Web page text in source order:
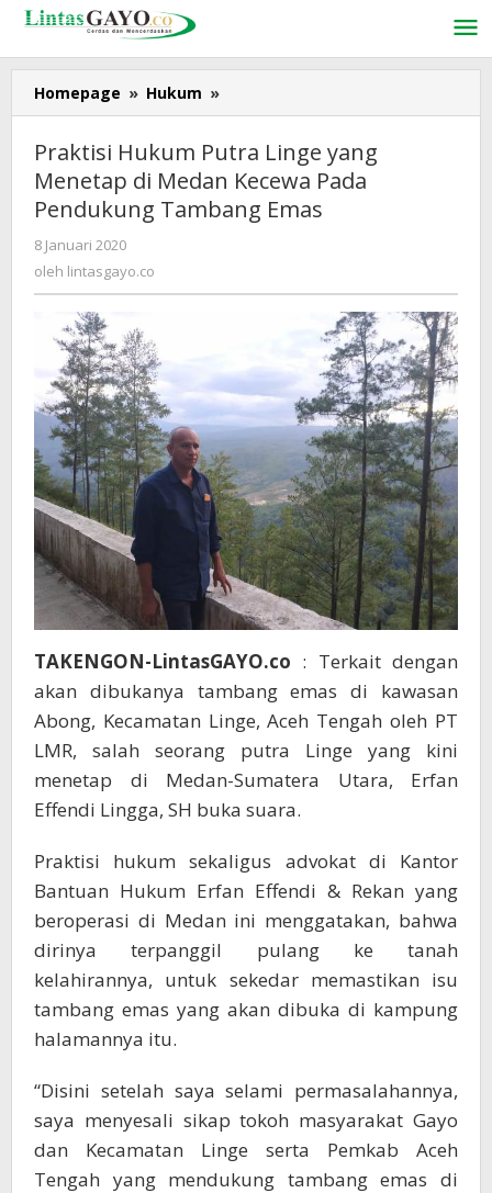
Lewati
konten
Homepage » Hukum »
Hukum
Linge
yang
Menetap
Pada
Emas
Praktisi Hukum Putra Linge yang
Menetap di Medan Kecewa Pada
Pendukung Tambang Emas
8 Januari 2020
lintasgayo.co
oleh lintasgayo.co
TAKENGON-LintasGAYO.co : Terkait dengan
akan dibukanya tambang emas di kawasan
Abong, Kecamatan Linge, Aceh Tengah oleh PT
LMR, salah seorang putra Linge yang kini
menetap di Medan-Sumatera Utara, Erfan
Effendi Lingga, SH buka suara.
Praktisi hukum sekaligus advokat di Kantor
Bantuan Hukum Erfan Effendi & Rekan yang
beroperasi di Medan ini menggatakan, bahwa
dirinya terpanggil pulang ke tanah
kelahirannya, untuk sekedar memastikan isu
tambang emas yang akan dibuka di kampung
halamannya itu.
“Disini setelah saya selami permasalahannya,
saya menyesali sikap tokoh masyarakat Gayo
dan Kecamatan Linge serta Pemkab Aceh
Tengah yang mendukung tambang emas di